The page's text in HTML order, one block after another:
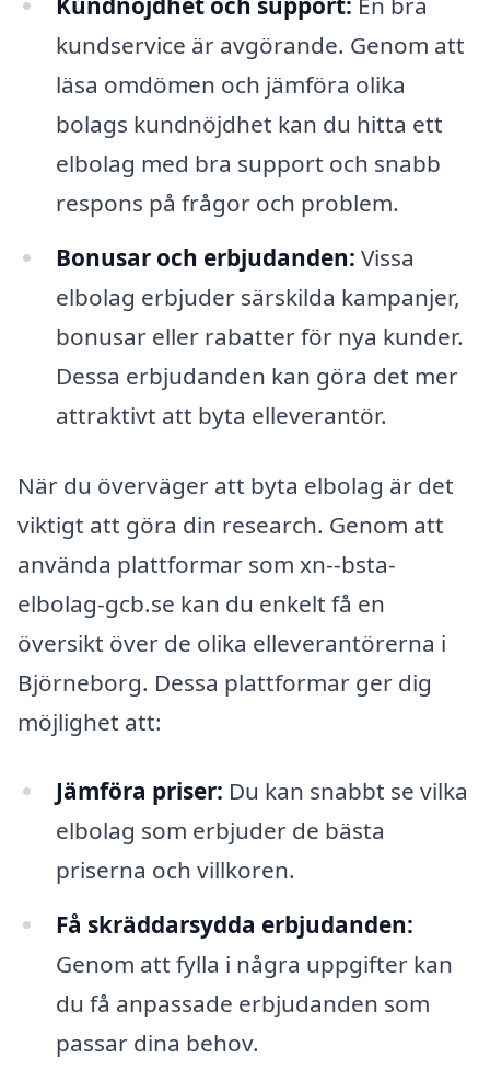
kundservice är avgörande. Genom att
läsa omdömen och jämföra olika
bolags kundnöjdhet kan du hitta ett
elbolag med bra support och snabb
respons på frågor och problem.
Bonusar och erbjudanden: Vissa
elbolag erbjuder särskilda kampanjer,
bonusar eller rabatter för nya kunder.
Dessa erbjudanden kan göra det mer
attraktivt att byta elleverantör.
När du överväger att byta elbolag är det
viktigt att göra din research. Genom att
använda plattformar som xn--bsta-
elbolag-gcb.se kan du enkelt få en
översikt över de olika elleverantörerna i
Björneborg. Dessa plattformar ger dig
möjlighet att:
Jämföra priser: Du kan snabbt se vilka
elbolag som erbjuder de bästa
priserna och villkoren.
Få skräddarsydda erbjudanden:
Genom att fylla i några uppgifter kan
du få anpassade erbjudanden som
passar dina behov.